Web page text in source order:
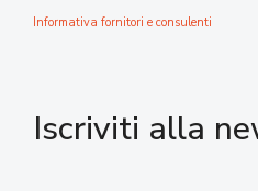
Informativa fornitori e consulenti
Iscriviti alla